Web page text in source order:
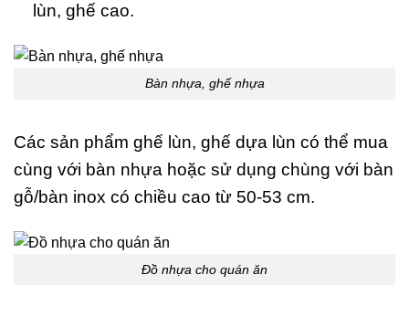
lùn, ghế cao.
Bàn nhựa, ghế nhựa
Các sản phẩm ghế lùn, ghế dựa lùn có thể mua
cùng với bàn nhựa hoặc sử dụng chùng với bàn
gỗ/bàn inox có chiều cao từ 50-53 cm.
Đồ nhựa cho quán ăn